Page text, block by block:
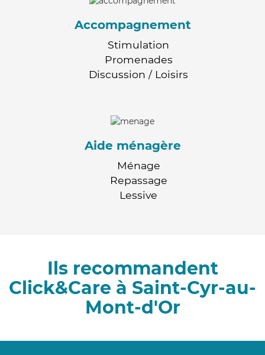
Accompagnement
Stimulation
Promenades
Discussion / Loisirs
Aide ménagère
Ménage
Repassage
Lessive
Ils recommandent
Click&Care à Saint-Cyr-au-
Mont-d'Or